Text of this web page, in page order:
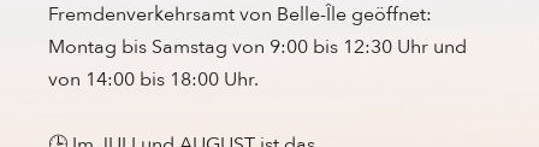
Fremdenverkehrsamt von Belle-Île geöffnet:
Montag bis Samstag von 9:00 bis 12:30 Uhr und
von 14:00 bis 18:00 Uhr.